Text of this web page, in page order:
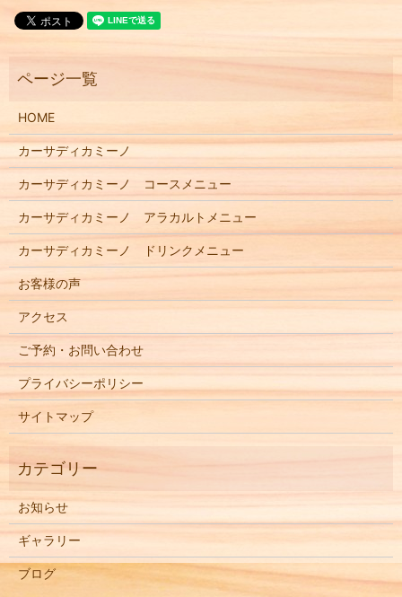
HOME
カーサディカミーノ
カーサディカミーノ コースメニュー
カーサディカミーノ アラカルトメニュー
カーサディカミーノ ドリンクメニュー
お客様の声
アクセス
ご予約・お問い合わせ
プライバシーポリシー
サイトマップ
お知らせ
ギャラリー
ブログ